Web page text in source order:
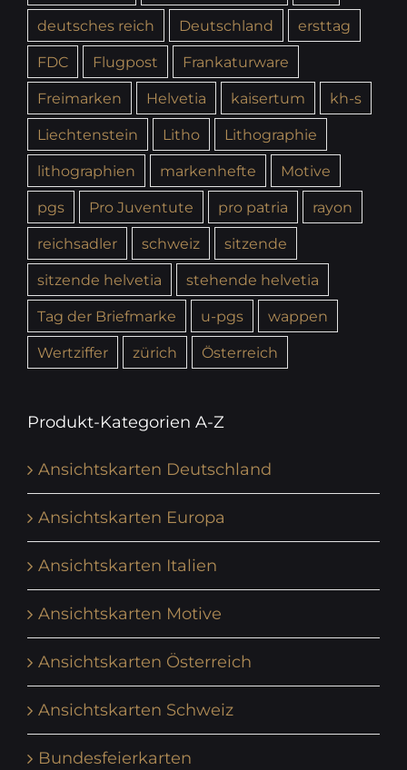
deutsches reich
Deutschland
ersttag
FDC
Flugpost
Frankaturware
Freimarken
Helvetia kaisertum
kh-s
Liechtenstein
Litho
Lithographie
lithographien
markenhefte
Motive
pgs
Pro Juventute pro patria
rayon
reichsadler
schweiz
sitzende
sitzende helvetia
stehende helvetia
Tag der Briefmarke
u-pgs
wappen
Wertziffer
zürich Österreich
Produkt-Kategorien A-Z
Ansichtskarten Deutschland
Ansichtskarten Europa
Ansichtskarten Italien
Ansichtskarten Motive
Ansichtskarten Österreich
Ansichtskarten Schweiz
Bundesfeierkarten